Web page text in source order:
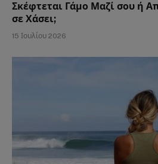
Σκέφτεται Γάμο Μαζί σου ή
σε Χάσει;
15 Ιουλίου 2026